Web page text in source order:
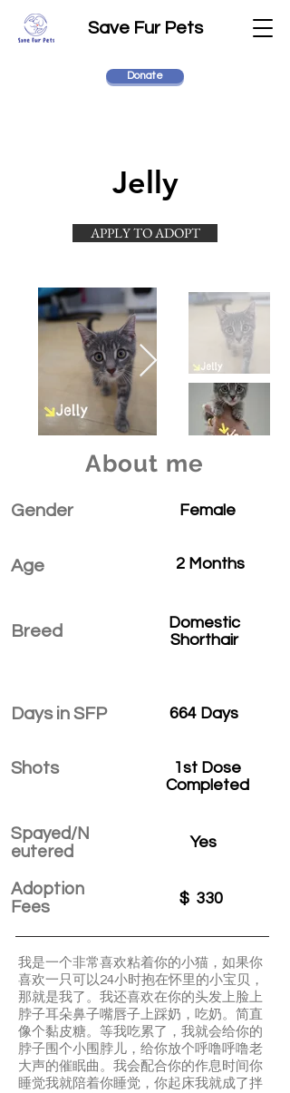
Save Fur Pets
Donate
Jelly
APPLY TO ADOPT
About me
Gender
Age
Breed
Days in SFP
Shots
Spayed/N
eutered
Adoption
Fees
Female
2 Months
Domestic
Shorthair
664 Days
1st Dose
Completed
Yes
$ 330
我是一个非常喜欢粘着你的小猫，如果你
喜欢一只可以24小时抱在怀里的小宝贝，
那就是我了。我还喜欢在你的头发上脸上
脖子耳朵鼻子嘴唇子上踩奶，吃奶。简直
像个黏皮糖。等我吃累了，我就会给你的
脖子围个小围脖儿，给你放个呼噜呼噜老
大声的催眠曲。我会配合你的作息时间你
睡觉我就陪着你睡觉，你起床我就成了拌